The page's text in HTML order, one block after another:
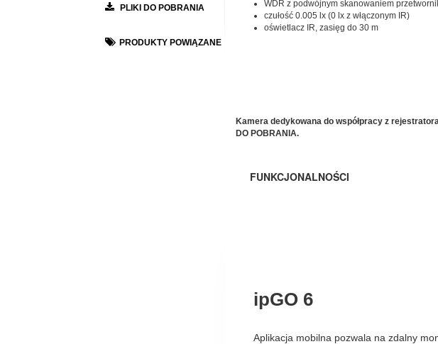
PLIKI DO POBRANIA
PRODUKTY POWIĄZANE
WDR z podwójnym skanowaniem
czułość 0.005 lx (0 lx z włączonym IR)
oświetlacz IR, zasięg do 30 m
Kamera dedykowana do współpracy z
DO POBRANIA.
FUNKCJONALNOŚCI
ipGO 6
Aplikacja mobilna pozwala na zdalny